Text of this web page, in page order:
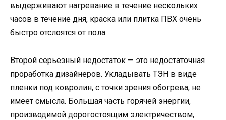
выдерживают нагревание в течение нескольких
часов в течение дня, краска или плитка ПВХ очень
быстро отслоятся от пола.
Второй серьезный недостаток — это недостаточная
проработка дизайнеров. Укладывать ТЭН в виде
пленки под ковролин, с точки зрения обогрева, не
имеет смысла. Большая часть горячей энергии,
производимой дорогостоящим электричеством,